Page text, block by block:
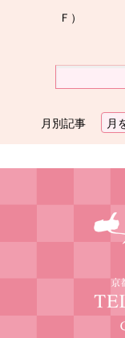
Ｆ）
月別記事